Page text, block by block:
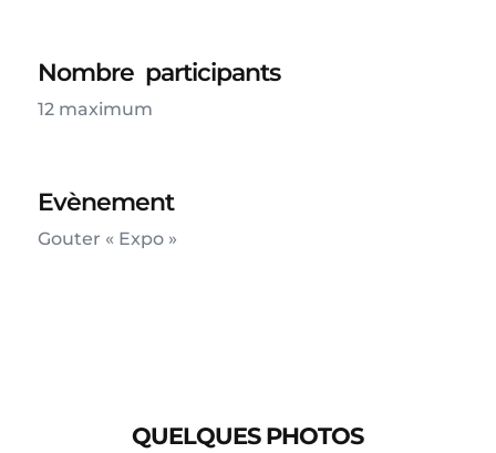
Nombre participants
12 maximum
Evènement
Gouter « Expo »
QUELQUES PHOTOS